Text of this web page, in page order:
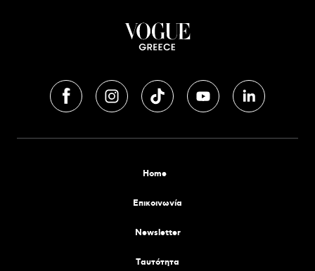
Home
Επικοινωνία
Newsletter
Tαυτότητα